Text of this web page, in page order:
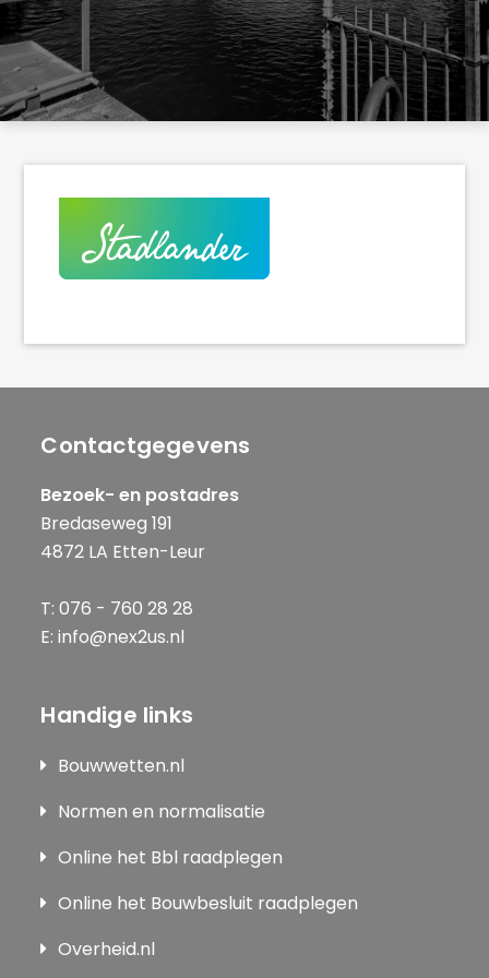
Contactgegevens
Bezoek- en postadres
Bredaseweg 191
4872 LA Etten-Leur
T: 076 - 760 28 28
E: info@nex2us.nl
Handige links
Bouwwetten.nl
Normen en normalisatie
Online het Bbl raadplegen
Online het Bouwbesluit raadplegen
Overheid.nl